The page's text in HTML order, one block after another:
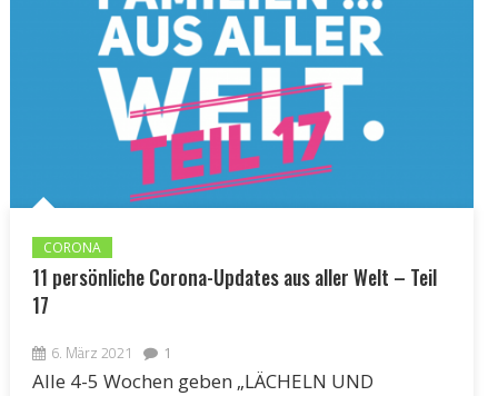
CORONA
11 persönliche Corona-Updates aus aller Welt – Teil
17
6. März 2021 1
Alle 4-5 Wochen geben „LÄCHELN UND